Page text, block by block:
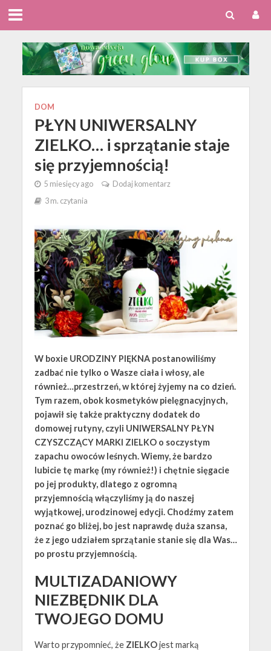
DOM
PŁYN UNIWERSALNY
ZIELKO… i sprzątanie staje
się przyjemnością!
5 miesięcy ago
Dodaj komentarz
3 m. czytania
W boxie URODZINY PIĘKNA postanowiliśmy
zadbać nie tylko o Wasze ciała i włosy, ale
również…przestrzeń, w której żyjemy na co dzień.
Tym razem, obok kosmetyków pielęgnacyjnych,
pojawił się także praktyczny dodatek do
domowej rutyny, czyli UNIWERSALNY PŁYN
CZYSZCZĄCY MARKI ZIELKO o soczystym
zapachu owoców leśnych. Wiemy, że bardzo
lubicie tę markę (my również!) i chętnie sięgacie
po jej produkty, dlatego z ogromną
przyjemnością włączyliśmy ją do naszej
wyjątkowej, urodzinowej edycji. Chodźmy zatem
poznać go bliżej, bo jest naprawdę duża szansa,
że z jego udziałem sprzątanie stanie się dla Was…
po prostu przyjemnością.
MULTIZADANIOWY
NIEZBĘDNIK DLA
TWOJEGO DOMU
Warto przypomnieć, że ZIELKOjest marką